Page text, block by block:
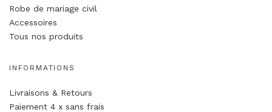
Robe de mariage civil
Accessoires
Tous nos produits
INFORMATIONS
Livraisons & Retours
Paiement 4 x sans frais